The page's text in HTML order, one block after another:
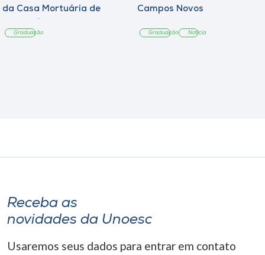
da Casa Mortuária de
Graduação
Campos Novos
Graduação Notícia
Receba as
novidades da Unoesc
Usaremos seus dados para entrar em contato